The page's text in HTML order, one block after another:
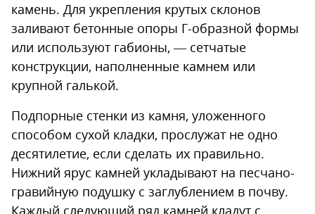
камень. Для укрепления крутых склонов
заливают бетонные опоры Г-образной формы
или используют габионы, — сетчатые
конструкции, наполненные камнем или
крупной галькой.
Подпорные стенки из камня, уложенного
способом сухой кладки, прослужат не одно
десятилетие, если сделать их правильно.
Нижний ярус камней укладывают на песчано-
гравийную подушку с заглублением в почву.